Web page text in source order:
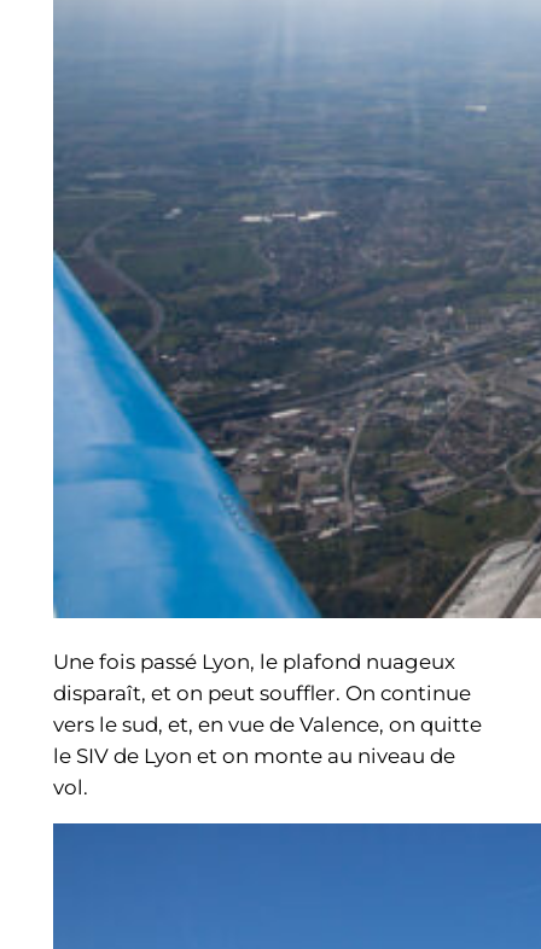
Une fois passé Lyon, le plafond nuageux
disparaît, et on peut souffler. On continue
vers le sud, et, en vue de Valence, on quitte
le SIV de Lyon et on monte au niveau de
vol.